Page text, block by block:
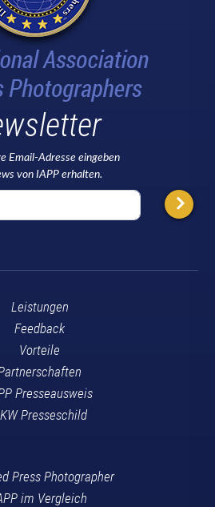
Email-Adresse eingeben
von IAPP erhalten.
Leistungen
Feedback
Vorteile
Presseausweis
Presseschild
Press Photographer
im Vergleich